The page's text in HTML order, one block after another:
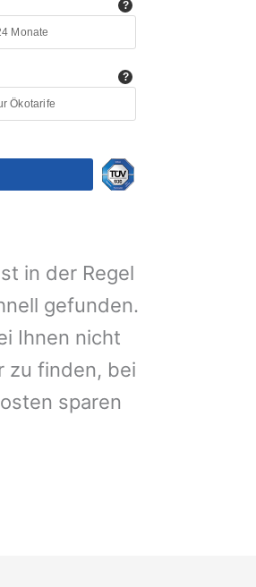
in der Regel
gefunden.
Ihnen nicht
zu finden, bei
sparen